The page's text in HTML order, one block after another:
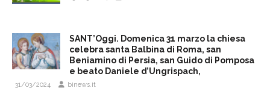
SANT’Oggi. Domenica 31 marzo la chiesa
celebra santa Balbina di Roma, san
Beniamino di Persia, san Guido di Pomposa
e beato Daniele d’Ungrispach,
31/03/2024 binews.it